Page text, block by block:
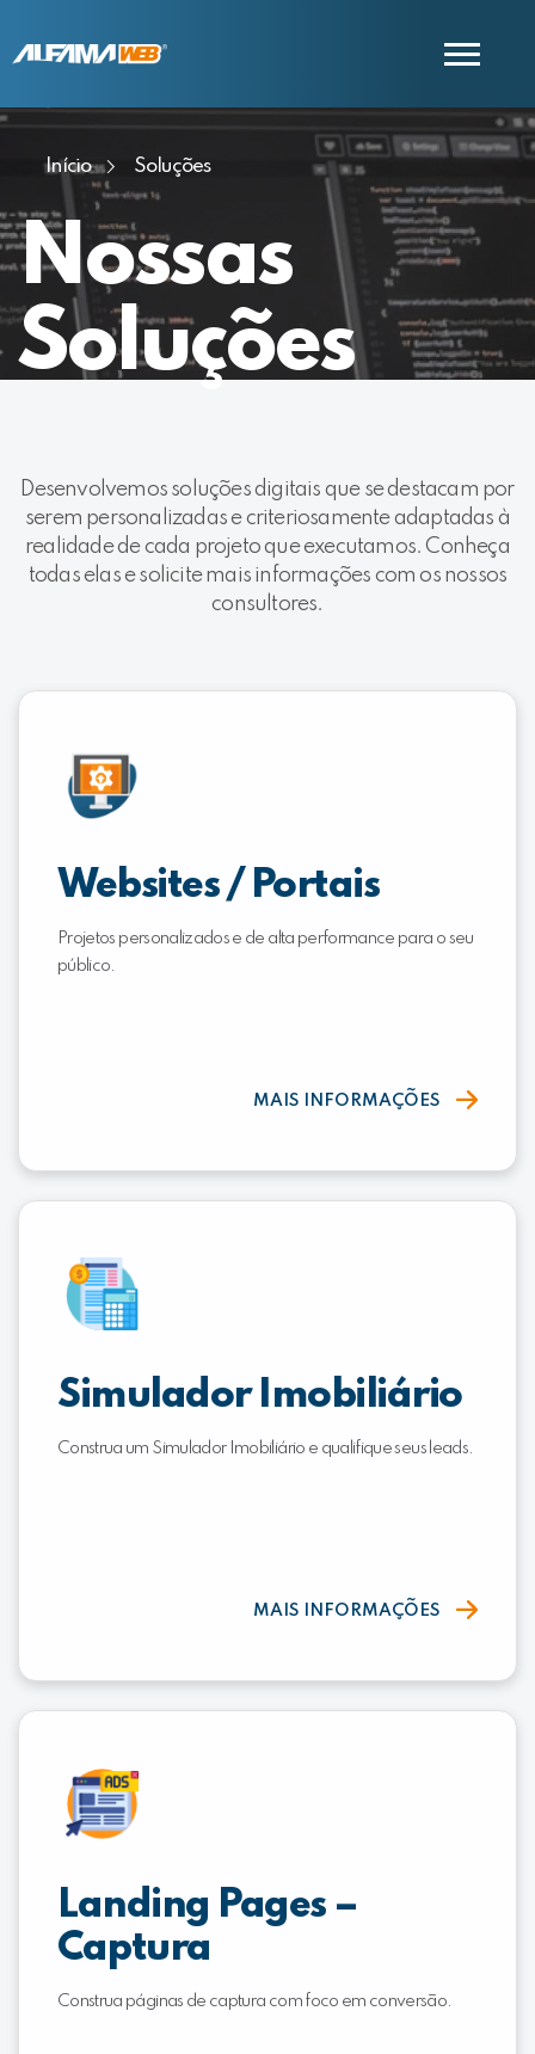
COMERCIAL
SUPORTE
Início Soluções
Nossas
Soluções
Desenvolvemos soluções digitais que se destacam por
serem personalizadas e criteriosamente adaptadas à
realidade de cada projeto que executamos. Conheça
todas elas e solicite mais informações com os nossos
consultores.
Websites / Portais
Projetos personalizados e de alta performance para o seu
público.
MAIS INFORMAÇÕES
Simulador Imobiliário
Construa um Simulador Imobiliário e qualifique seus leads.
MAIS INFORMAÇÕES
Landing Pages –
Captura
Construa páginas de captura com foco em conversão.